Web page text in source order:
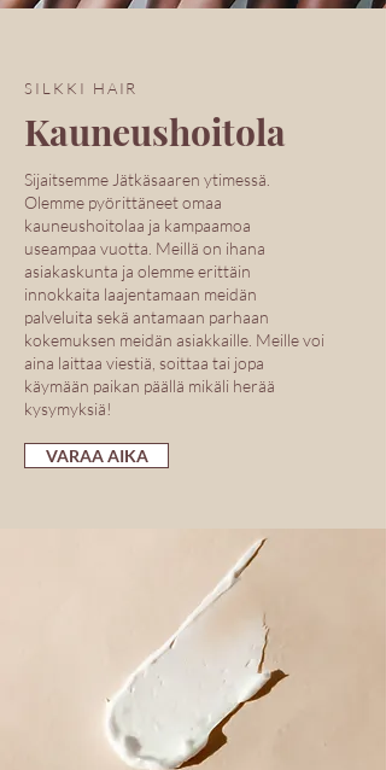
SILKKI HAIR
Kauneushoitola
Sijaitsemme Jätkäsaaren ytimessä.
Olemme pyörittäneet omaa
kauneushoitolaa ja kampaamoa
useampaa vuotta. Meillä on ihana
asiakaskunta ja olemme erittäin
innokkaita laajentamaan meidän
palveluita sekä antamaan parhaan
kokemuksen meidän asiakkaille. Meille voi
aina laittaa viestiä, soittaa tai jopa
käymään paikan päällä mikäli herää
kysymyksiä!
VARAA AIKA